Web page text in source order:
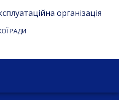
організація
РАДИ